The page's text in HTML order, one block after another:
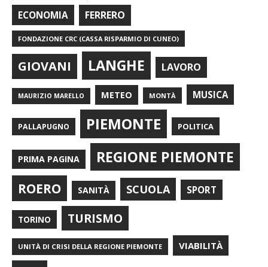
ECONOMIA FERRERO
FONDAZIONE CRC (CASSA RISPARMIO DI CUNEO)
GIOVANI LANGHE LAVORO
MAURIZIO MARELLO METEO MONTÀ MUSICA
PALLAPUGNO PIEMONTE POLITICA
PRIMA PAGINA REGIONE PIEMONTE
ROERO SANITÀ SCUOLA SPORT
TORINO TURISMO
UNITÀ DI CRISI DELLA REGIONE PIEMONTE VIABILITÀ